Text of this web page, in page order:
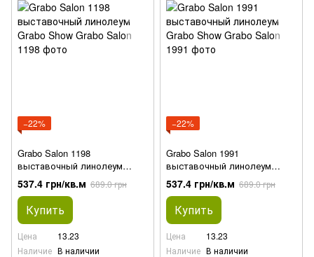
−22%
Grabo Salon 1198
выставочный линолеум
Grabo Show
537.4 грн/кв.м 689.0 грн
Купить
Цена
13.23
Наличие В наличии
−22%
Grabo Salon 1991
выставочный линолеум
Grabo Show
537.4 грн/кв.м 689.0 грн
Купить
Цена
13.23
Наличие В наличии